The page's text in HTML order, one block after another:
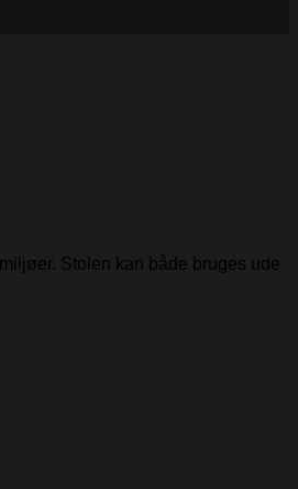
Stolen kan både bruges ude